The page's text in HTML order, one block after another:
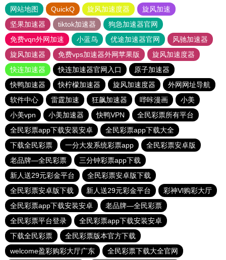
网站地图 QuickQ 旋风加速度器
旋风加速
坚果加速器
tiktok加速器
狗急加速器官网
免费vqn外网加速
小蓝鸟 优途加速器官网
风驰加速器
旋风加速器
免费vps加速器外网苹果版
旋风加速度器
快连加速器
快连加速器官网入口
原子加速器
快鸭加速器
快柠檬加速器 旋风加速度器
外网网址导航
软件中心
雷霆加速 狂飙加速器 哔咔漫画
小美
小美vpn
小美加速器 快鸭VPN
全民彩票所有平台
全民彩票app下载安装安卓
全民彩票app下载大全
下载全民彩票
一分大发系统彩票app
全民彩票安卓版
老品牌—全民彩票
三分钟彩票app下载
新人送29元彩金平台
全民彩票安卓版下载
全民彩票安卓版下载
新人送29元彩金平台
彩神Vl购彩大厅
全民彩票app下载安装安卓
老品牌—全民彩票
全民彩票平台登录
全民彩票app下载安装安卓
下载全民彩票
全民彩票版本官方下载
welcome盈彩购彩大厅广东
全民彩票下载大全官网